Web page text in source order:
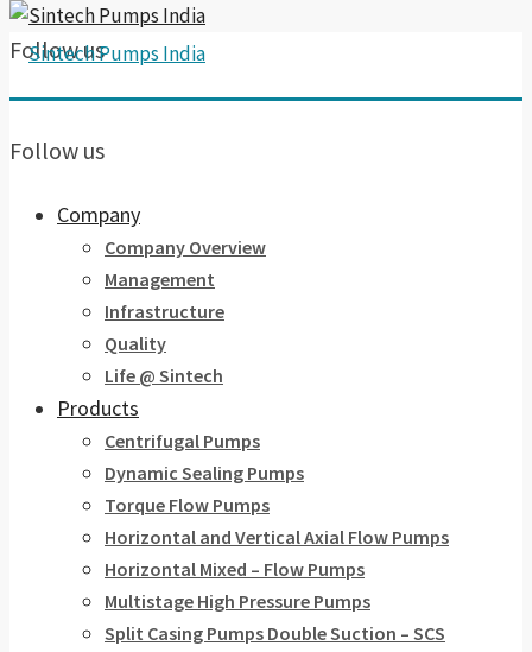
Follow us
Follow us
Company
Company Overview
Management
Infrastructure
Quality
Life @ Sintech
Products
Centrifugal Pumps
Dynamic Sealing Pumps
Torque Flow Pumps
Horizontal and Vertical Axial Flow Pumps
Horizontal Mixed – Flow Pumps
Multistage High Pressure Pumps
Split Casing Pumps Double Suction – SCS